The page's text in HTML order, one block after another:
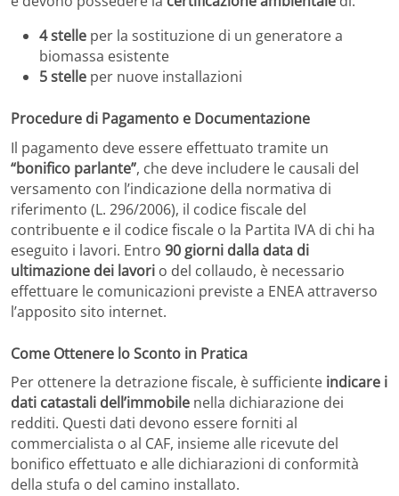
4 stelle per la sostituzione di un generatore a
biomassa esistente
5 stelle per nuove installazioni
Procedure di Pagamento e Documentazione
Il pagamento deve essere effettuato tramite un
“bonifico parlante”, che deve includere le causali del
versamento con l’indicazione della normativa di
riferimento (L. 296/2006), il codice fiscale del
contribuente e il codice fiscale o la Partita IVA di chi ha
eseguito i lavori. Entro 90 giorni dalla data di
ultimazione dei lavori o del collaudo, è necessario
effettuare le comunicazioni previste a ENEA attraverso
l’apposito sito internet.
Come Ottenere lo Sconto in Pratica
Per ottenere la detrazione fiscale, è sufficiente indicare i
dati catastali dell’immobile nella dichiarazione dei
redditi. Questi dati devono essere forniti al
commercialista o al CAF, insieme alle ricevute del
bonifico effettuato e alle dichiarazioni di conformità
della stufa o del camino installato.